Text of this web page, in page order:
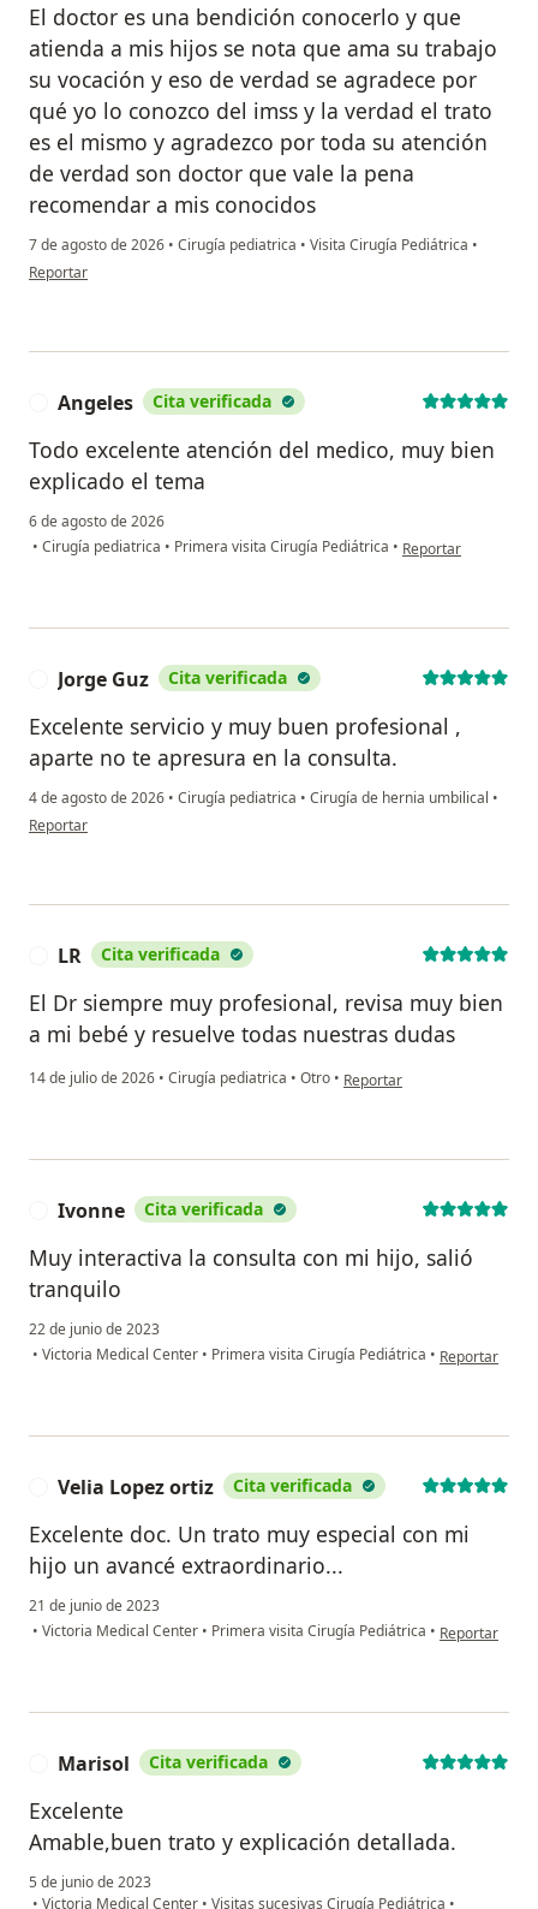
El doctor es una bendición conocerlo y que
atienda a mis hijos se nota que ama su trabajo
su vocación y eso de verdad se agradece por
qué yo lo conozco del imss y la verdad el trato
es el mismo y agradezco por toda su atención
de verdad son doctor que vale la pena
recomendar a mis conocidos
7 de agosto de 2026 • Cirugía pediatrica • Visita Cirugía Pediátrica •
en opinión del usuario Fernanda Bernabé Bernabé
Reportar
Angeles Cita verificada
Todo excelente atención del medico, muy bien
explicado el tema
6 de agosto de 2026
• Cirugía pediatrica • Primera visita Cirugía Pediátrica • en opinión del
Reportar
Jorge Guz Cita verificada
Excelente servicio y muy buen profesional ,
aparte no te apresura en la consulta.
4 de agosto de 2026 • Cirugía pediatrica • Cirugía de hernia umbilical •
en opinión del usuario Jorge Guz
Reportar
LR Cita verificada
El Dr siempre muy profesional, revisa muy bien
a mi bebé y resuelve todas nuestras dudas
14 de julio de 2026 • Cirugía pediatrica • Otro • en opinión del usuario LR
Reportar
Ivonne Cita verificada
Muy interactiva la consulta con mi hijo, salió
tranquilo
22 de junio de 2023
• Victoria Medical Center • Primera visita Cirugía Pediátrica • en opinión
Reportar
Velia Lopez ortiz Cita verificada
Excelente doc. Un trato muy especial con mi
hijo un avancé extraordinario...
21 de junio de 2023
• Victoria Medical Center • Primera visita Cirugía Pediátrica • en opinión
Reportar
Marisol Cita verificada
Excelente
Amable,buen trato y explicación detallada.
5 de junio de 2023
• Victoria Medical Center • Visitas sucesivas Cirugía Pediátrica •